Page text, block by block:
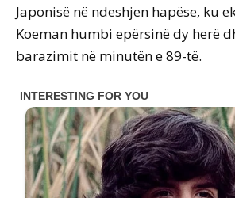
Japonisë në ndeshjen hapëse, ku
Koeman humbi epërsinë dy herë
barazimit në minutën e 89-të.